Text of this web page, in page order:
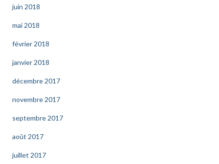
juin 2018
mai 2018
février 2018
janvier 2018
décembre 2017
novembre 2017
septembre 2017
août 2017
juillet 2017